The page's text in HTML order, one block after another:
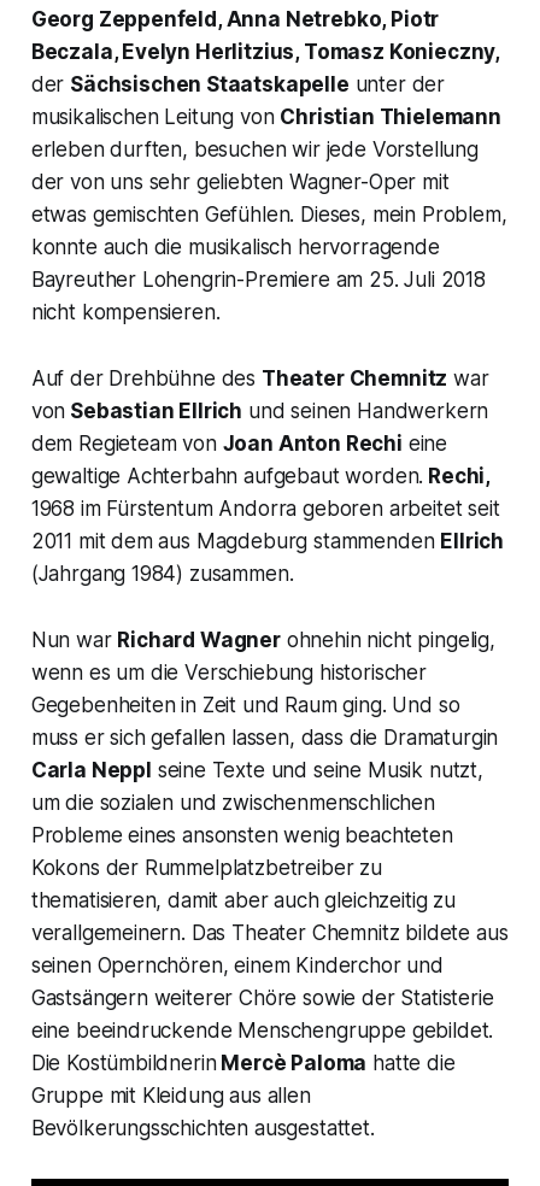
Georg Zeppenfeld, Anna Netrebko, Piotr
Beczala, Evelyn Herlitzius, Tomasz Konieczny,
der Sächsischen Staatskapelle unter der
musikalischen Leitung von Christian Thielemann
erleben durften, besuchen wir jede Vorstellung
der von uns sehr geliebten Wagner-Oper mit
etwas gemischten Gefühlen. Dieses, mein Problem,
konnte auch die musikalisch hervorragende
Bayreuther Lohengrin-Premiere am 25. Juli 2018
nicht kompensieren.
Auf der Drehbühne des Theater Chemnitz war
von Sebastian Ellrich und seinen Handwerkern
dem Regieteam von Joan Anton Rechi eine
gewaltige Achterbahn aufgebaut worden. Rechi,
1968 im Fürstentum Andorra geboren arbeitet seit
2011 mit dem aus Magdeburg stammenden Ellrich
(Jahrgang 1984) zusammen.
Nun war Richard Wagnerohnehin nicht pingelig,
wenn es um die Verschiebung historischer
Gegebenheiten in Zeit und Raum ging. Und so
muss er sich gefallen lassen, dass die Dramaturgin
Carla Neppl seine Texte und seine Musik nutzt,
um die sozialen und zwischenmenschlichen
Probleme eines ansonsten wenig beachteten
Kokons der Rummelplatzbetreiber zu
thematisieren, damit aber auch gleichzeitig zu
verallgemeinern. Das Theater Chemnitz bildete aus
seinen Opernchören, einem Kinderchor und
Gastsängern weiterer Chöre sowie der Statisterie
eine beeindruckende Menschengruppe gebildet.
Die KostümbildnerinMercè Paloma hatte die
Gruppe mit Kleidung aus allen
Bevölkerungsschichten ausgestattet.